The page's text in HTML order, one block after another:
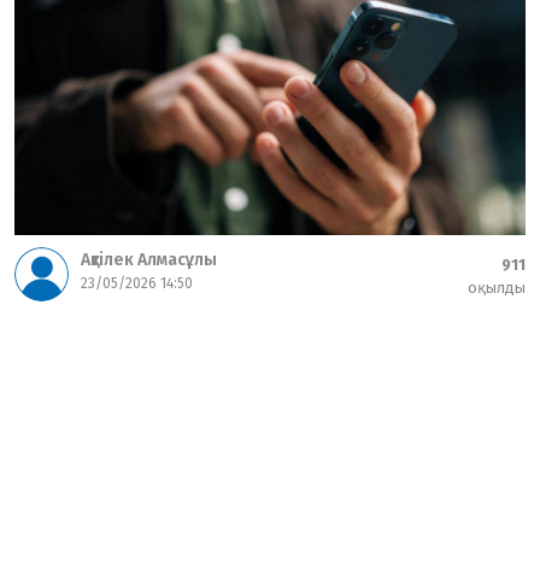
Ақтілек Алмасұлы
23/05/2026 14:50
911
оқылды